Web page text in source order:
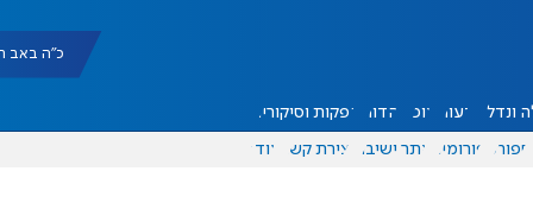
כ"ה באב תשפ"ו
ונדל"ן דעות אוכל יהדות הפקות וסיקורים
ספורט פורומים אתר ישיבה יצירת קשר עוד